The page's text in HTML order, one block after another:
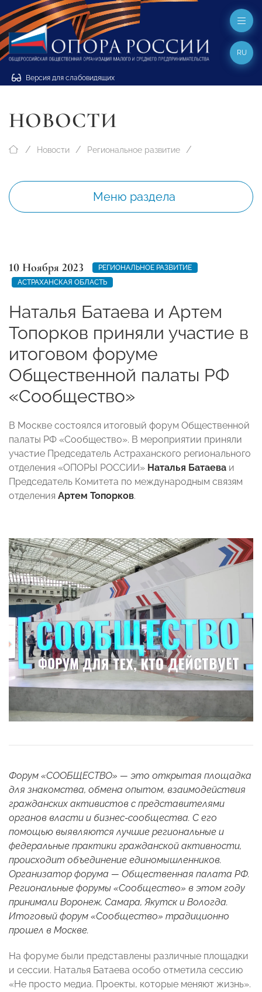
Версия для слабовидящих
RU
НОВОСТИ
Новости Региональное развитие
Меню раздела
10 Ноября 2023
РЕГИОНАЛЬНОЕ РАЗВИТИЕ
АСТРАХАНСКАЯ ОБЛАСТЬ
Наталья Батаева и Артем
Топорков приняли участие в
итоговом форуме
Общественной палаты РФ
«Сообщество»
В Москве состоялся итоговый форум Общественной
палаты РФ «Сообщество». В мероприятии приняли
участие Председатель Астраханского регионального
отделения «ОПОРЫ РОССИИ» Наталья Батаева и
Председатель Комитета по международным связям
отделения Артем Топорков.
Форум «СООБЩЕСТВО» — это открытая площадка
для знакомства, обмена опытом, взаимодействия
гражданских активистов с представителями
органов власти и бизнес-сообщества. С его
помощью выявляются лучшие региональные и
федеральные практики гражданской активности,
происходит объединение единомышленников.
Организатор форума — Общественная палата РФ.
Региональные форумы «Сообщество» в этом году
принимали Воронеж, Самара, Якутск и Вологда.
Итоговый форум «Сообщество» традиционно
прошел в Москве.
На форуме были представлены различные площадки
и сессии. Наталья Батаева особо отметила сессию
«Не просто медиа. Проекты, которые меняют жизнь».